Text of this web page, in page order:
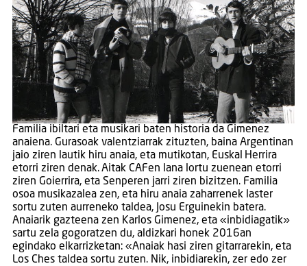
Familia ibiltari eta musikari baten historia da Gimenez
anaiena. Gurasoak valentziarrak zituzten, baina Argentinan
jaio ziren lautik hiru anaia, eta mutikotan, Euskal Herrira
etorri ziren denak. Aitak CAFen lana lortu zuenean etorri
ziren Goierrira, eta Senperen jarri ziren bizitzen. Familia
osoa musikazalea zen, eta hiru anaia zaharrenek laster
sortu zuten aurreneko taldea, Josu Erguinekin batera.
Anaiarik gazteena zen Karlos Gimenez, eta «inbidiagatik»
sartu zela gogoratzen du, aldizkari honek 2016an
egindako elkarrizketan: «Anaiak hasi ziren gitarrarekin, eta
Los Ches taldea sortu zuten. Nik, inbidiarekin, zer edo zer